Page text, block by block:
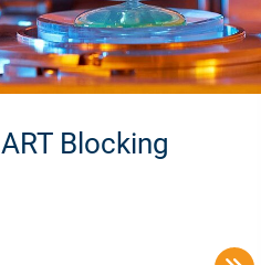
ART Blocking